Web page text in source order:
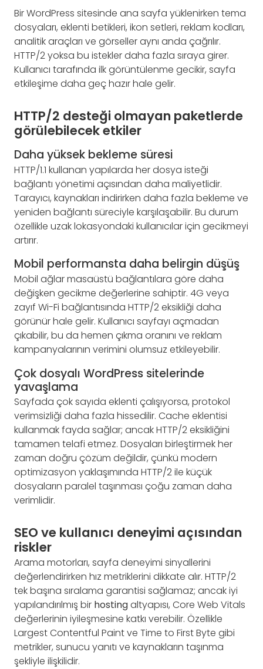
Bir WordPress sitesinde ana sayfa yüklenirken tema
dosyaları, eklenti betikleri, ikon setleri, reklam kodları,
analitik araçları ve görseller aynı anda çağrılır.
HTTP/2 yoksa bu istekler daha fazla sıraya girer.
Kullanıcı tarafında ilk görüntülenme gecikir, sayfa
etkileşime daha geç hazır hale gelir.
HTTP/2 desteği olmayan paketlerde
görülebilecek etkiler
Daha yüksek bekleme süresi
HTTP/1.1 kullanan yapılarda her dosya isteği
bağlantı yönetimi açısından daha maliyetlidir.
Tarayıcı, kaynakları indirirken daha fazla bekleme ve
yeniden bağlantı süreciyle karşılaşabilir. Bu durum
özellikle uzak lokasyondaki kullanıcılar için gecikmeyi
artırır.
Mobil performansta daha belirgin düşüş
Mobil ağlar masaüstü bağlantılara göre daha
değişken gecikme değerlerine sahiptir. 4G veya
zayıf Wi-Fi bağlantısında HTTP/2 eksikliği daha
görünür hale gelir. Kullanıcı sayfayı açmadan
çıkabilir, bu da hemen çıkma oranını ve reklam
kampanyalarının verimini olumsuz etkileyebilir.
Çok dosyalı WordPress sitelerinde
yavaşlama
Sayfada çok sayıda eklenti çalışıyorsa, protokol
verimsizliği daha fazla hissedilir. Cache eklentisi
kullanmak fayda sağlar; ancak HTTP/2 eksikliğini
tamamen telafi etmez. Dosyaları birleştirmek her
zaman doğru çözüm değildir, çünkü modern
optimizasyon yaklaşımında HTTP/2 ile küçük
dosyaların paralel taşınması çoğu zaman daha
verimlidir.
SEO ve kullanıcı deneyimi açısından
riskler
Arama motorları, sayfa deneyimi sinyallerini
değerlendirirken hız metriklerini dikkate alır. HTTP/2
tek başına sıralama garantisi sağlamaz; ancak iyi
yapılandırılmış bir hostingaltyapısı, Core Web Vitals
değerlerinin iyileşmesine katkı verebilir. Özellikle
Largest Contentful Paint ve Time to First Byte gibi
metrikler, sunucu yanıtı ve kaynakların taşınma
şekliyle ilişkilidir.